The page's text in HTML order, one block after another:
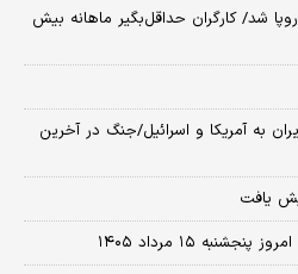
شد/ کارگران حداقل‌بگیر ماهانه بیش
به آمریکا و اسرائیل/جنگ در آخرین
۱۵ مرداد ۱۴۰۵